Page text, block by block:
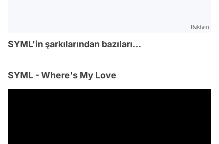
Reklam
SYML'in şarkılarından bazıları...
SYML - Where's My Love